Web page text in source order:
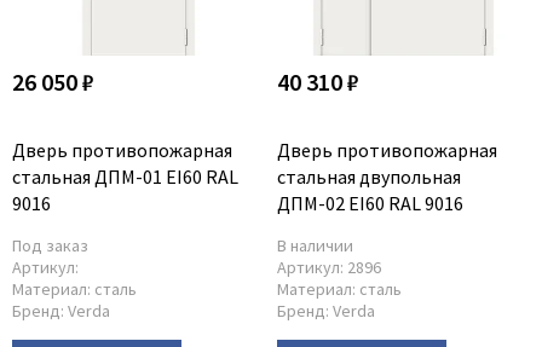
26 050 ₽
Дверь противопожарная
стальная ДПМ-01 EI60 RAL
9016
Под заказ
Артикул:
Материал: сталь
Бренд: Verda
40 310 ₽
Дверь противопожарная
стальная двупольная
ДПМ-02 EI60 RAL 9016
В наличии
Артикул: 2896
Материал: сталь
Бренд: Verda